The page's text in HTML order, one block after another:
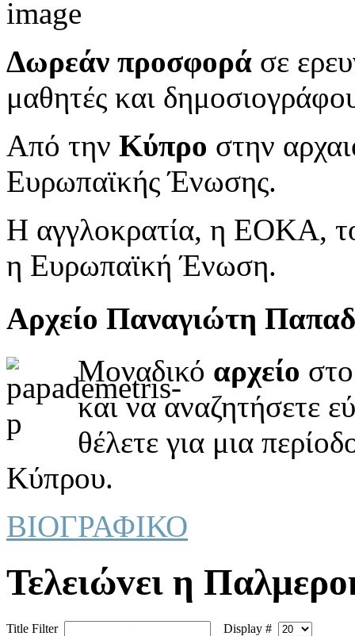
Δωρεάν προσφορά σε
μαθητές και
Από την Κύπρο στην
Ευρωπαϊκής Ένωσης.
Η αγγλοκρατία, η ΕΟΚΑ,
η Ευρωπαϊκή Ένωση.
Αρχείο Παναγιώτη
Μοναδικό αρχείο
και να αναζητήσετε
θέλετε για μια
Κύπρου.
ΒΙΟΓΡΑΦΙΚΟ
Τελειώvει η
Title Filter
Display #